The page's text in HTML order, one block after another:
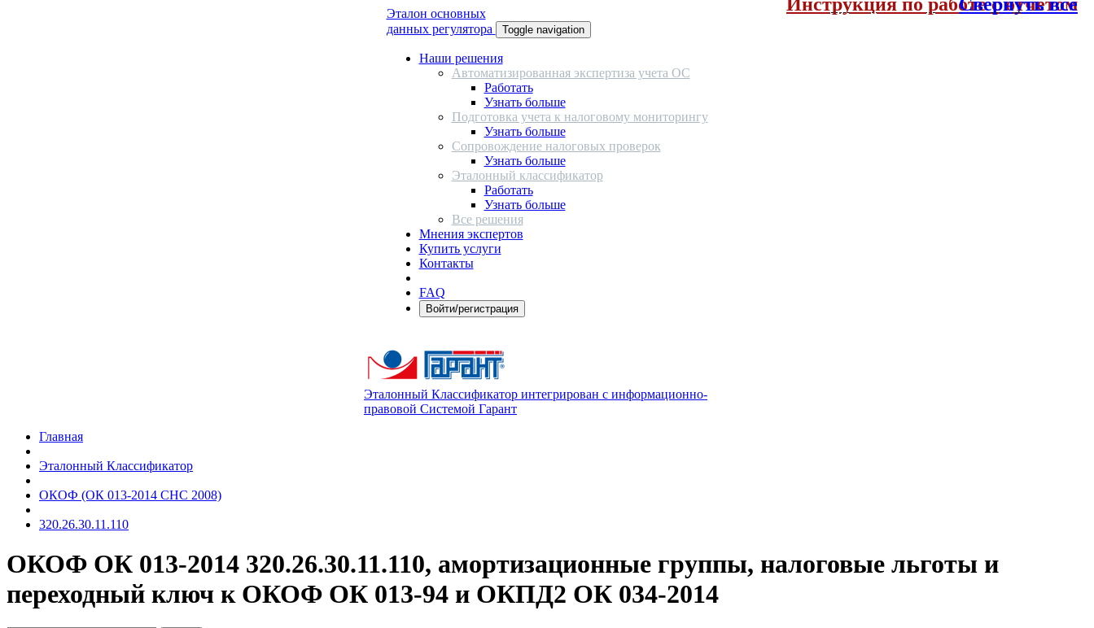
Эталон основных
данных регулятора
Toggle navigation
Наши решения
Автоматизированная экспертиза учета ОС
Работать
Узнать больше
Подготовка учета к налоговому мониторингу
Узнать больше
Сопровождение налоговых проверок
Узнать больше
Эталонный классификатор
Работать
Узнать больше
Все решения
Мнения экспертов
Купить услуги
Контакты
FAQ
Войти/регистрация
Эталонный Классификатор интегрирован с информационно-
правовой Системой Гарант
Главная
Эталонный Классификатор
ОКОФ (ОК 013-2014 СНС 2008)
320.26.30.11.110
ОКОФ ОК 013-2014 320.26.30.11.110, амортизационные группы, налоговые льготы и
переходный ключ к ОКОФ ОК 013-94 и ОКПД2 ОК 034-2014